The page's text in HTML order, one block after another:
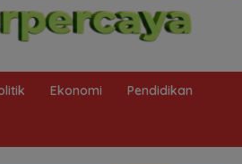
Ekonomi Pendidikan